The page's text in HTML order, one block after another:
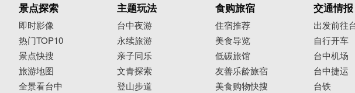
景点探索
即时影像
热门TOP10
景点快搜
旅游地图
全景看台中
主题玩法
台中夜游
永续旅游
亲子同乐
文青探索
登山步道
食购旅宿
住宿推荐
美食导览
低碳旅馆
友善乐龄旅宿
美食购物快搜
交通情报
出发前往
自行开车
台中机场
台中捷运
台铁